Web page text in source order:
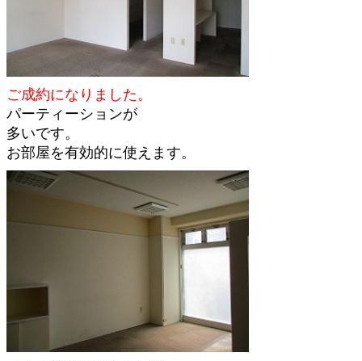
ご成約になりました。
パーティーションが
多いです。
お部屋を有効的に使えます。